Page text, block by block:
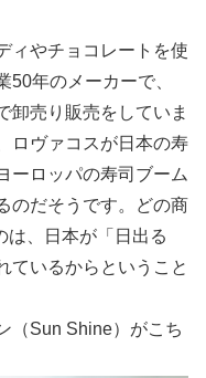
ィやチョコレートを使
50年のメーカーで、
卸売り販売をしていま
ロヴァコスが日本の寿
ーロッパの寿司ブーム
のだそうです。どの商
は、日本が「日出る
ているからということ
（Sun Shine）がこち